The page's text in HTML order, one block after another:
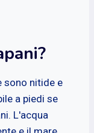
sono nitide e
a piedi se
L'acqua